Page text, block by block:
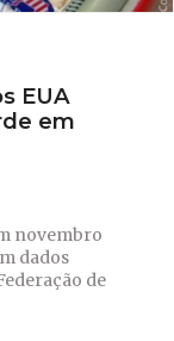
EUA
em
novembro
dados
de